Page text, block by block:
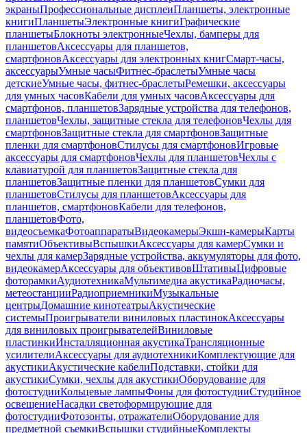
экраныПрофессиональные дисплеиПланшеты, электронные
книгиПланшетыЭлектронные книгиГрафические
планшетыБлокноты электронныеЧехлы, бамперы для
планшетовАксессуары для планшетов,
смартфоновАксессуары для электронных книгСмарт-часы,
аксессуарыУмные часыФитнес-браслетыУмные часы
детскиеУмные часы, фитнес-браслетыРемешки, аксессуары
для умных часовКабели для умных часовАксессуары для
смартфонов, планшетовЗарядные устройства для телефонов,
планшетовЧехлы, защитные стекла для телефоновЧехлы для
смартфоновЗащитные стекла для смартфоновЗащитные
пленки для смартфоновСтилусы для смартфоновИгровые
аксессуары для смартфоновЧехлы для планшетовЧехлы с
клавиатурой для планшетовЗащитные стекла для
планшетовЗащитные пленки для планшетовСумки для
планшетовСтилусы для планшетовАксессуары для
планшетов, смартфоновКабели для телефонов,
планшетовФото,
видеосъемкаФотоаппаратыВидеокамерыЭкшн-камерыКарты
памятиОбъективыВспышкиАксессуары для камерСумки и
чехлы для камерЗарядные устройства, аккумуляторы для фото,
видеокамерАксессуары для объективовШтативыЦифровые
фоторамкиАудиотехникаМультимедиа акустикаРадиочасы,
метеостанцииРадиоприемникиМузыкальные
центрыДомашние кинотеатрыАкустические
системыПроигрыватели виниловых пластинокАксессуары
для виниловых проигрывателейВиниловые
пластинкиИнсталляционная акустикаТрансляционные
усилителиАксессуары для аудиотехникиКомплектующие для
акустикиАкустические кабелиПодставки, стойки для
акустикиСумки, чехлы для акустикиОборудование для
фотостудииКольцевые лампыФоны для фотостудииСтудийное
освещениеНасадки светоформирующие для
фотостудииФотозонты, отражателиОборудование для
предметной съемкиВспышки студийныеКомплекты